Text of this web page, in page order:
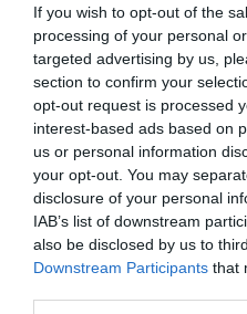
If you wish to opt-out of the
processing of your personal
targeted advertising by us,
section to confirm your
opt-out request is processed
interest-based ads based on
us or personal information
your opt-out. You may
disclosure of your personal
IAB’s list of downstream
also be disclosed by us to
Downstream Participants that
verodostojnih
bo mogel, saj so vsa
sploh) strmoglavilana
Pakistan Fatah
India.pic.twitter.com/
— Zhao DaShuai (@zhao_dashuai)
Po drugi strani pa je
priznala, da je med
»Sindoor« utrpela